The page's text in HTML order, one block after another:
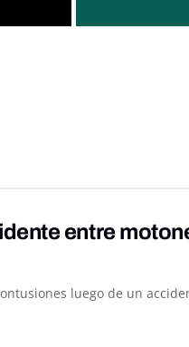
entre
luego de un